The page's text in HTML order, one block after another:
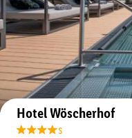
Hotel Wöscherhof
s